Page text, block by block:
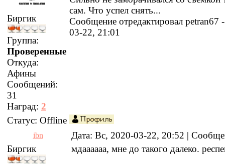
Биргик
Группа:
Проверенные
Откуда:
Афины
Сообщений:
31
Наград: 2
сам. Что успел снять...
Сообщение отредактировал petran67
03-22, 21:01
Статус: Offline
ibn
Дата: Вс, 2020-03-22, 20:52 |
Биргик
мдаааааа, мне до такого далеко.